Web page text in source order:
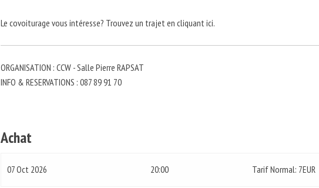
Le covoiturage vous intéresse? Trouvez un trajet en cliquant ici.
ORGANISATION : CCW - Salle Pierre RAPSAT
INFO & RESERVATIONS : 087 89 91 70
Achat
07 Oct 2026 20:00 Tarif Normal: 7EUR